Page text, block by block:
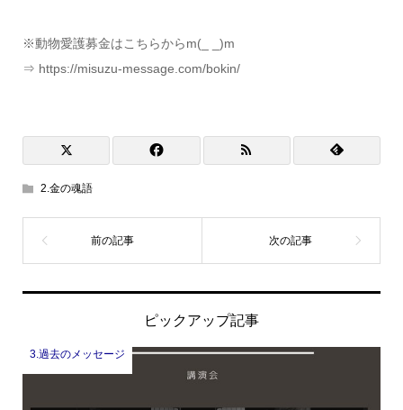
※動物愛護募金はこちらからm(_ _)m
⇒ https://misuzu-message.com/bokin/
2.金の魂語
ピックアップ記事
3.過去のメッセージ